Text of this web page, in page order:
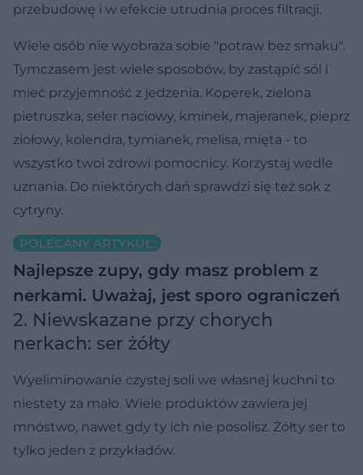
przebudowę i w efekcie utrudnia proces filtracji.
Wiele osób nie wyobraża sobie "potraw bez smaku".
Tymczasem jest wiele sposobów, by zastąpić sól i
mieć przyjemność z jedzenia. Koperek, zielona
pietruszka, seler naciowy, kminek, majeranek, pieprz
ziołowy, kolendra, tymianek, melisa, mięta - to
wszystko twoi zdrowi pomocnicy. Korzystaj wedle
uznania. Do niektórych dań sprawdzi się też sok z
cytryny.
POLECANY ARTYKUŁ:
Najlepsze zupy, gdy masz problem z
nerkami. Uważaj, jest sporo ograniczeń
2. Niewskazane przy chorych
nerkach: ser żółty
Wyeliminowanie czystej soli we własnej kuchni to
niestety za mało. Wiele produktów zawiera jej
mnóstwo, nawet gdy ty ich nie posolisz. Żółty ser to
tylko jeden z przykładów.